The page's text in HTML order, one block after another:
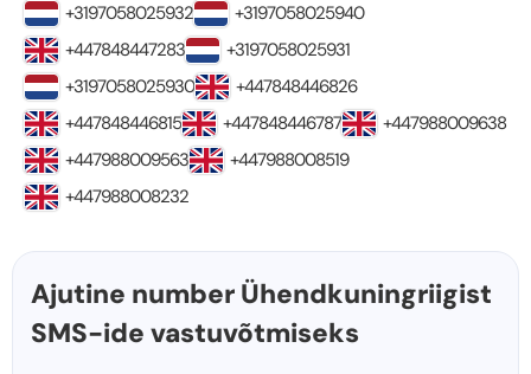
+3197058025932
+3197058025940
+447848447283
+3197058025931
+3197058025930
+447848446826
+447848446815
+447848446787
+447988009638
+447988009563
+447988008519
+447988008232
Ajutine number Ühendkuningriigist
SMS-ide vastuvõtmiseks